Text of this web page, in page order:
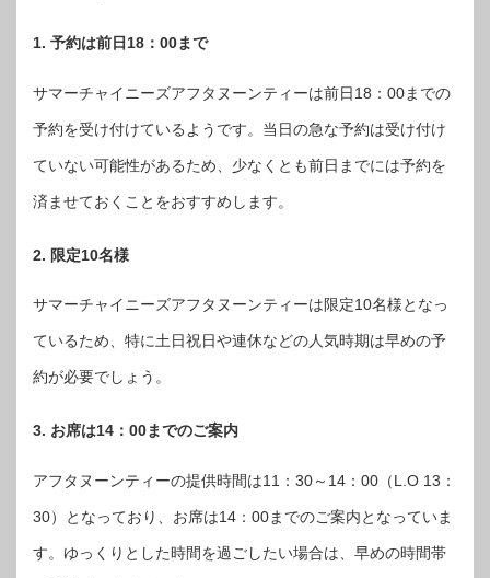
1. 予約は前日18：00まで
サマーチャイニーズアフタヌーンティーは前日18：00までの
予約を受け付けているようです。当日の急な予約は受け付け
ていない可能性があるため、少なくとも前日までには予約を
済ませておくことをおすすめします。
2. 限定10名様
サマーチャイニーズアフタヌーンティーは限定10名様となっ
ているため、特に土日祝日や連休などの人気時期は早めの予
約が必要でしょう。
3. お席は14：00までのご案内
アフタヌーンティーの提供時間は11：30～14：00（L.O 13：
30）となっており、お席は14：00までのご案内となっていま
す。ゆっくりとした時間を過ごしたい場合は、早めの時間帯